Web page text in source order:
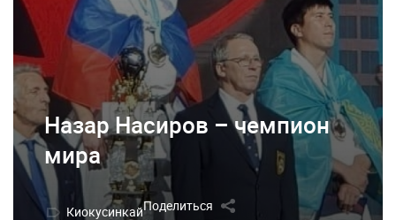
Назар Насиров – чемпион
мира
КиокусинкайПоделиться